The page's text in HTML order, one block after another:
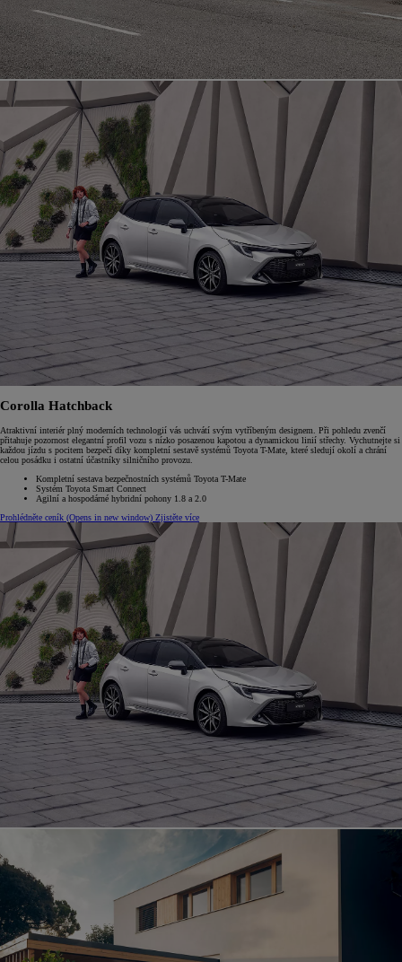
Corolla Hatchback
Atraktivní interiér plný moderních technologií vás uchvátí svým vytříbeným designem. Při pohledu zvenčí
přitahuje pozornost elegantní profil vozu s nízko posazenou kapotou a dynamickou linií střechy. Vychutnejte si
každou jízdu s pocitem bezpečí díky kompletní sestavě systémů Toyota T-Mate, které sledují okolí a chrání
celou posádku i ostatní účastníky silničního provozu.
Kompletní sestava bezpečnostních systémů Toyota T-Mate
Systém Toyota Smart Connect
Agilní a hospodárné hybridní pohony 1.8 a 2.0
Prohlédněte ceník (Opens in new window) Zjistěte více